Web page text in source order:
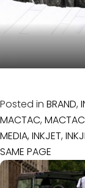
Posted in BRAND,
MACTAC,
MEDIA, INKJET,
SAME PAGE